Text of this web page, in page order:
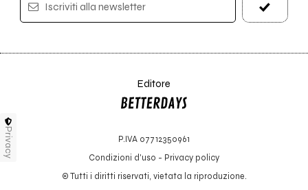
Iscriviti alla newsletter
Editore
P.IVA 07712350961
Condizioni d'uso - Privacy policy
© Tutti i diritti riservati, vietata la riproduzione.
Privacy